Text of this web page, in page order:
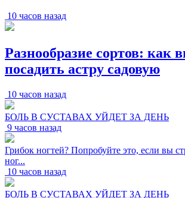
10 часов назад
Разнообразие сортов: как
посадить астру садовую
10 часов назад
БОЛЬ В СУСТАВАХ УЙДЕТ ЗА ДЕНЬ
9 часов назад
Грибок ногтей? Попробуйте это, если вы
ног...
10 часов назад
БОЛЬ В СУСТАВАХ УЙДЕТ ЗА ДЕНЬ